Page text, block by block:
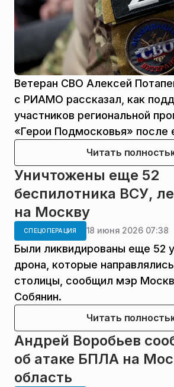
Ветеран СВО Алексей
с РИАМО рассказал, как
участников региональной
«Герои Подмосковья» после
Читать
Уничтожены еще 52
беспилотника ВСУ,
на Москву
СПЕЦОПЕРАЦИЯ 18 июня 2026 07:38
Были ликвидированы еще 52
дрона, которые
столицы, сообщил мэр
Собянин.
Читать
Андрей Воробьев
об атаке БПЛА на
область